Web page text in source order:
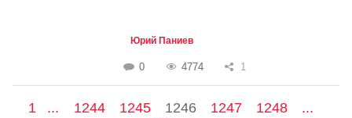
Юрий Паниев
0 4774 1
1 ... 1244 1245 1246 1247 1248
...